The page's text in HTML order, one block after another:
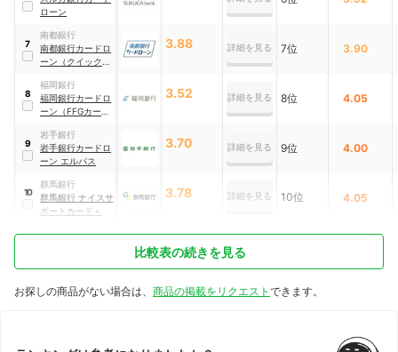
ローン
7
南都銀行
南都銀行カードロ
ーン（クイックタ
3.88 詳細を見る 7位 3.90
8
福岡銀行
福岡銀行カードロ
ーン（FFGカード
3.52 詳細を見る 8位 4.05
9
岩手銀行
岩手銀行カードロ
ーン エルパス
3.70 詳細を見る 9位 4.00
10
群馬銀行
群馬銀行 ナイスサ
ポートカード＋
3.78 詳細を見る 10位 4.05
比較表の続きを見る
お探しの商品がない場合は、 商品の掲載をリクエスト できます。